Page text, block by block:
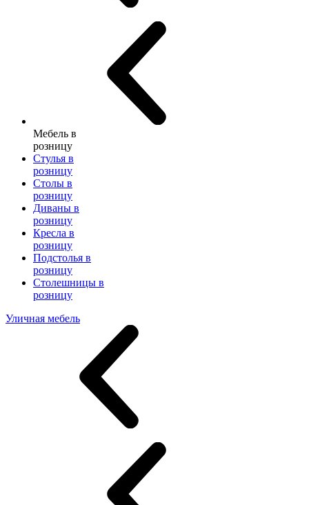
Мебель в
розницу
Стулья в
розницу
Столы в
розницу
Диваны в
розницу
Кресла в
розницу
Подстолья в
розницу
Столешницы в
розницу
Уличная мебель